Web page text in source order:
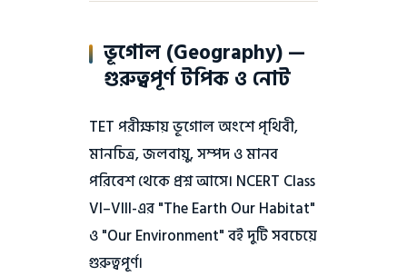
✅পরীক্ষার প্রশ্ন:
"Great Bath কোথায়
অবস্থিত?" → মহেঞ্জোদারো।
"সিন্ধু সভ্যতার লিপি
কেমন?" → এখনও
পাঠোদ্ধার হয়নি।
ফতেহপুর সিক্রি — নতুন রাজধানী
নির্মাণ
(ব্যারাকপুর), ঝাঁসির রানি
নানাসাহেব
ফলাফল:ইস্ট ইন্ডিয়া কোম্পানির
শাসন শেষ → ব্রিটিশ রাজমুকুটের
সরাসরি শাসন শুরু
⚠️পরীক্ষার টিপস:
"১৮৫৭-এর বিদ্রোহের প্রথম
শহীদ কে?" → মঙ্গল পাণ্ডে।
"কোন ঘটনা বিদ্রোহের
ভূগোল (Geography) —
গুরুত্বপূর্ণ টপিক ও নোট
TET পরীক্ষায় ভূগোল অংশে পৃথিবী,
মানচিত্র, জলবায়ু, সম্পদ ও মানব
পরিবেশ থেকে প্রশ্ন আসে। NCERT Class
VI–VIII-এর "The Earth Our Habitat"
ও "Our Environment" বই দুটি সবচেয়ে
গুরুত্বপূর্ণ।